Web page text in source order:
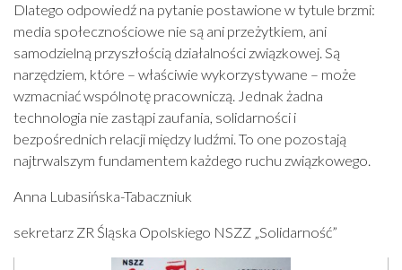
Dlatego odpowiedź na pytanie postawione w tytule brzmi:
media społecznościowe nie są ani przeżytkiem, ani
samodzielną przyszłością działalności związkowej. Są
narzędziem, które – właściwie wykorzystywane – może
wzmacniać wspólnotę pracowniczą. Jednak żadna
technologia nie zastąpi zaufania, solidarności i
bezpośrednich relacji między ludźmi. To one pozostają
najtrwalszym fundamentem każdego ruchu związkowego.
Anna Lubasińska-Tabaczniuk
sekretarz ZR Śląska Opolskiego NSZZ „Solidarność”